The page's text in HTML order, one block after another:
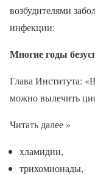
возбудителями
инфекции:
Многие годы
Глава Института:
можно вылечить
Читать далее »
хламидии,
трихомионады,